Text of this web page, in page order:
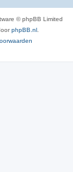
© phpBB Limited
phpBB.nl